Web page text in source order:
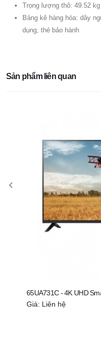
Trọng lượng thô: 49.52 kg
Bảng kê hàng hóa: dây
dụng, thẻ bảo hành
Sản phẩm liên quan
65UA731C - 4K UHD
Giá: Liên hệ